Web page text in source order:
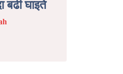
बढी घाइते